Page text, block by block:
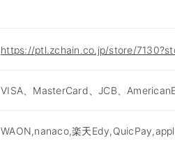
https://ptl.zchain.co.jp/store/
VISA、MasterCard、JCB、
WAON,nanaco,楽天